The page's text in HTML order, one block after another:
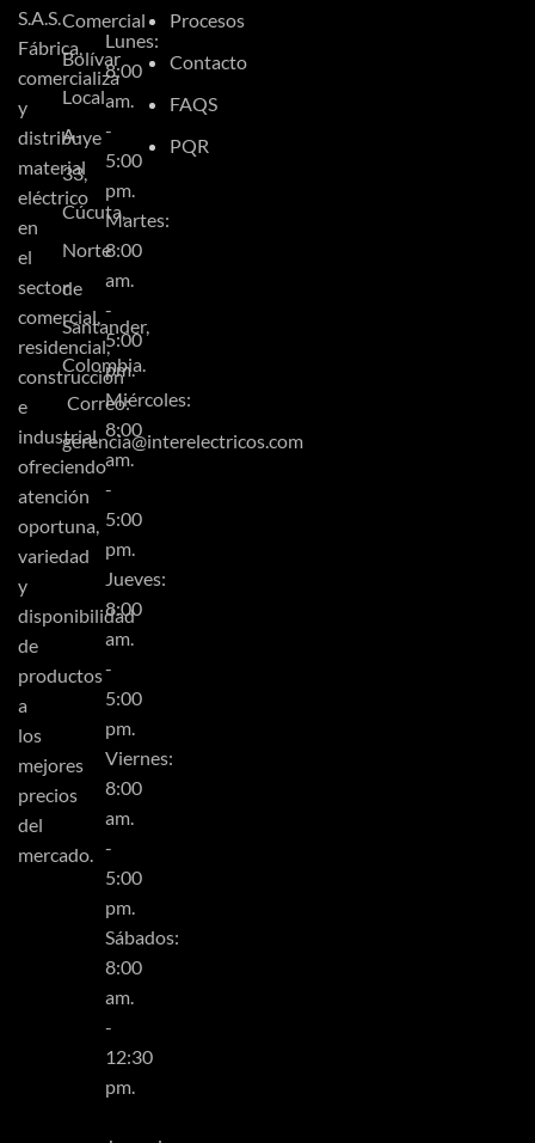
S.A.S.
Fábrica,
comercializa
y
distribuye
material
eléctrico
en
el
sector
comercial,
residencial,
construcción
e
industrial
ofreciendo
atención
oportuna,
variedad
y
disponibilidad
de
productos
a
los
mejores
precios
del
mercado.
Comercial
Bolívar
Local
A-
33,
Cúcuta,
Norte
de
Santander,
Colombia.
Correo:
gerencia@interelectricos.com
Lunes:
8:00
am.
-
5:00
pm.
Martes:
8:00
am.
-
5:00
pm.
Miércoles:
8:00
am.
-
5:00
pm.
Jueves:
8:00
am.
-
5:00
pm.
Viernes:
8:00
am.
-
5:00
pm.
Sábados:
8:00
am.
-
12:30
pm.
Procesos
Contacto
FAQS
PQR